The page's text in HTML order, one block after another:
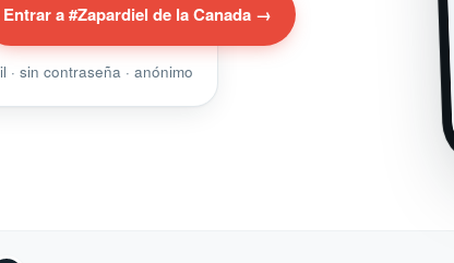
Entrar a #Zapardiel de la Canada →
· sin contraseña · anónimo